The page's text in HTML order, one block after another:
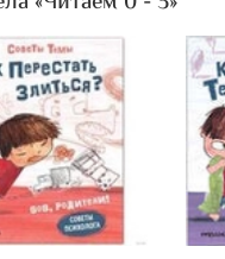
беречь от